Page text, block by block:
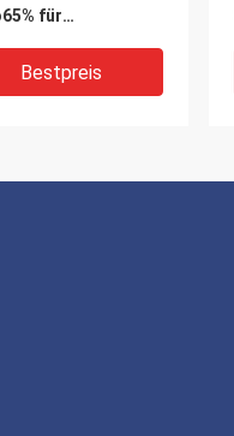
für
Bestpreis